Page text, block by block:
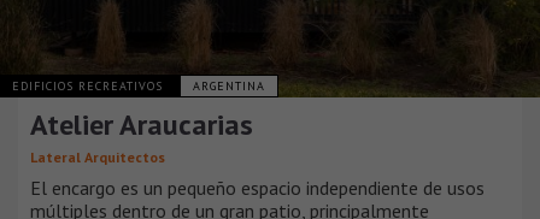
EDIFICIOS RECREATIVOS ARGENTINA
Atelier Araucarias
Lateral Arquitectos
El encargo es un pequeño espacio independiente de usos
múltiples dentro de un gran patio, principalmente